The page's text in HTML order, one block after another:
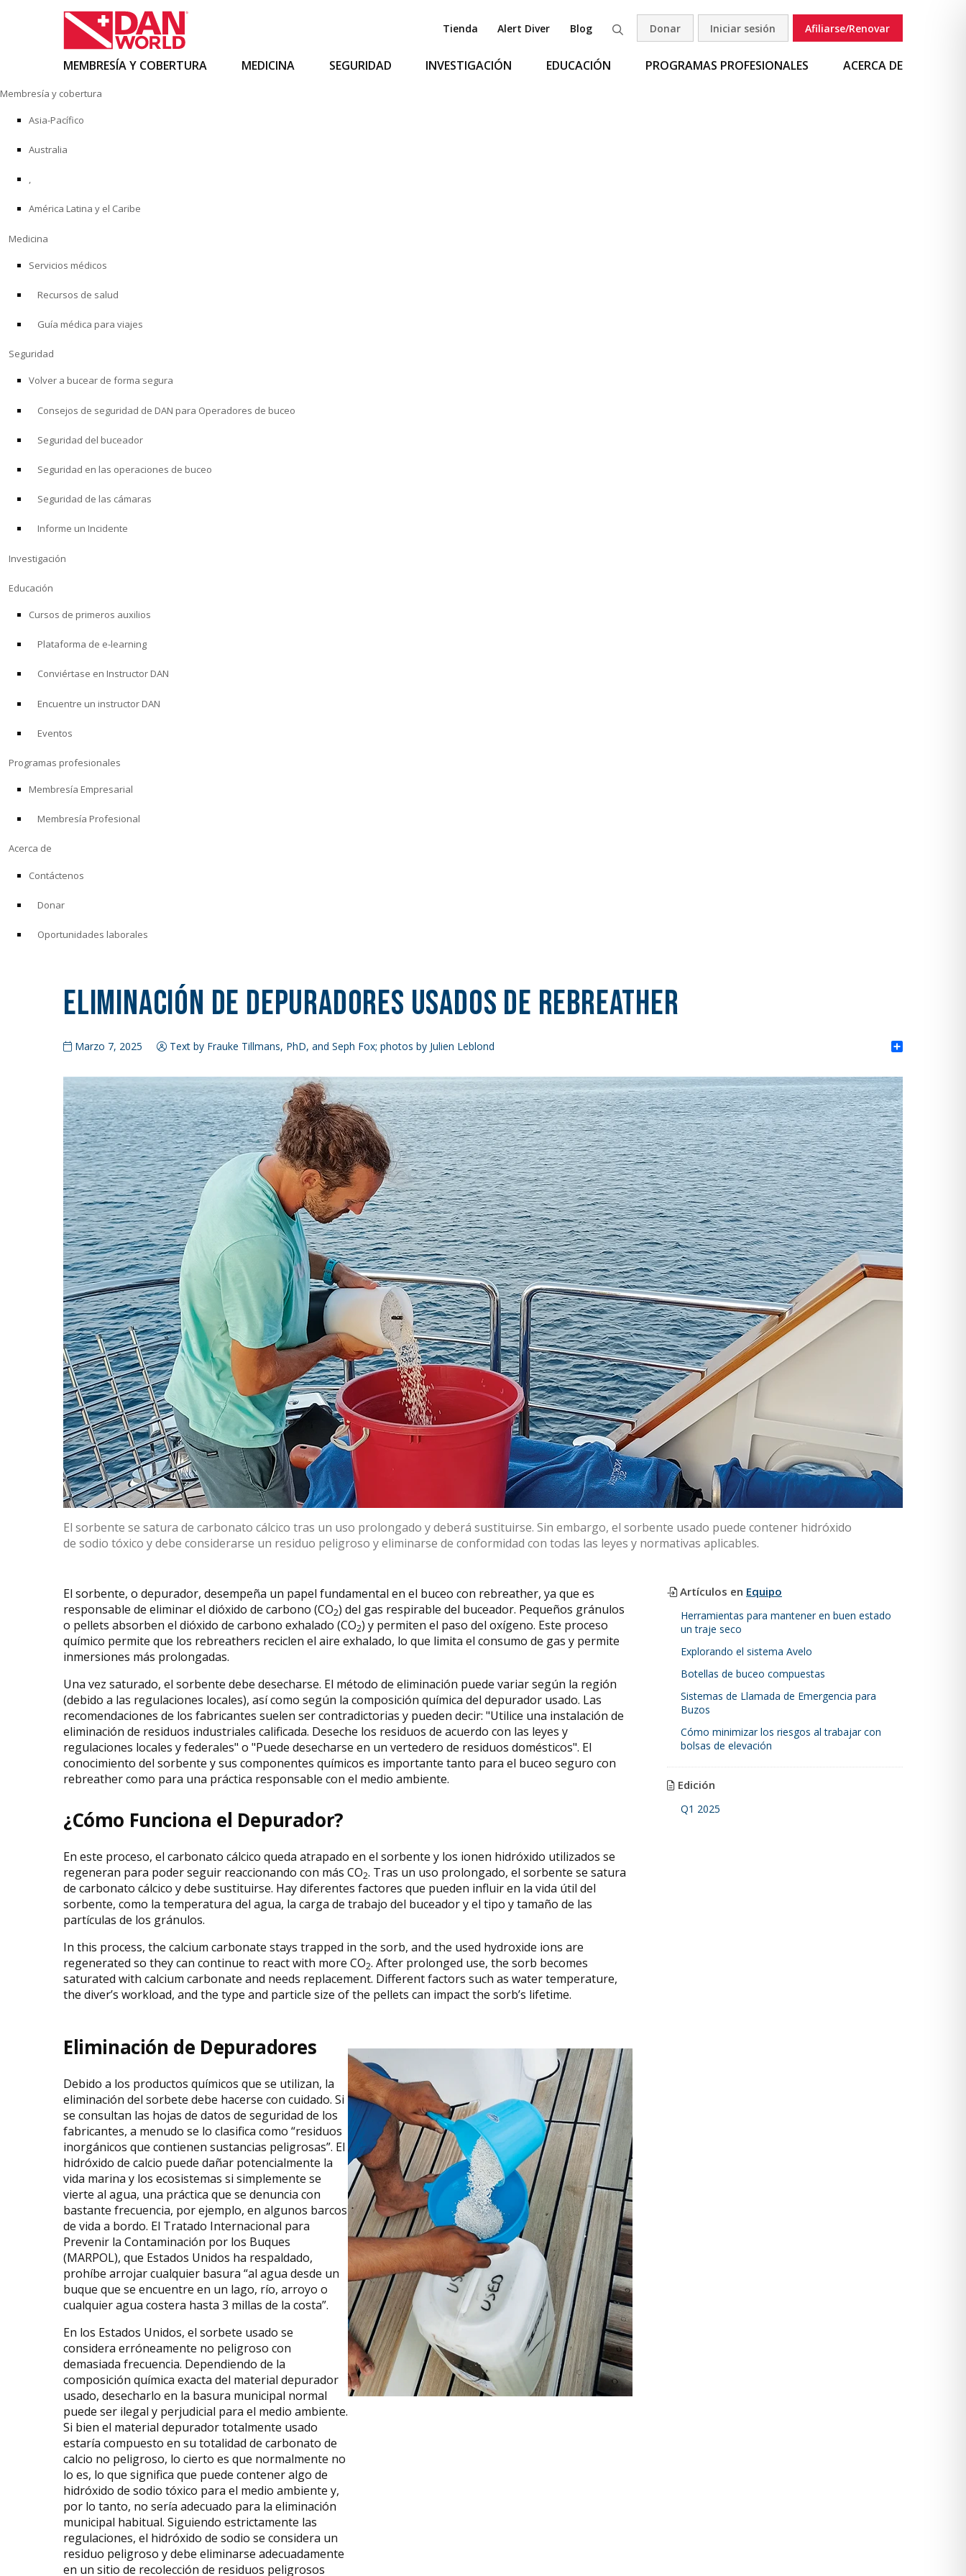
al
contenido
Tienda Alert Diver Blog Buscar
Donar Iniciar sesión Afiliarse/Renovar
MEMBRESÍA Y COBERTURA MEDICINA SEGURIDAD INVESTIGACIÓN EDUCACIÓN PROGRAMAS PROFESIONALES ACERCA DE
Membresía y cobertura
Asia-Pacífico
Australia
,
América Latina y el Caribe
Medicina
Servicios médicos
Recursos de salud
Guía médica para viajes
Seguridad
Volver a bucear de forma segura
Consejos de seguridad de DAN para Operadores de buceo
Seguridad del buceador
Seguridad en las operaciones de buceo
Seguridad de las cámaras
Informe un Incidente
Investigación
Educación
Cursos de primeros auxilios
Plataforma de e-learning
Conviértase en Instructor DAN
Encuentre un instructor DAN
Eventos
Programas profesionales
Membresía Empresarial
Membresía Profesional
Acerca de
Contáctenos
Donar
Oportunidades laborales
Eliminación de Depuradores Usados de Rebreather
Marzo 7, 2025 Text by Frauke Tillmans, PhD, and Seph Fox; photos by Julien Leblond Share
El sorbente se satura de carbonato cálcico tras un uso prolongado y deberá sustituirse. Sin embargo, el sorbente usado puede contener hidróxido
de sodio tóxico y debe considerarse un residuo peligroso y eliminarse de conformidad con todas las leyes y normativas aplicables.
El sorbente, o depurador, desempeña un papel fundamental en el buceo con rebreather, ya que es
responsable de eliminar el dióxido de carbono (CO2) del gas respirable del buceador. Pequeños gránulos
o pellets absorben el dióxido de carbono exhalado (CO2) y permiten el paso del oxígeno. Este proceso
químico permite que los rebreathers reciclen el aire exhalado, lo que limita el consumo de gas y permite
inmersiones más prolongadas.
Una vez saturado, el sorbente debe desecharse. El método de eliminación puede variar según la región
(debido a las regulaciones locales), así como según la composición química del depurador usado. Las
recomendaciones de los fabricantes suelen ser contradictorias y pueden decir: "Utilice una instalación de
eliminación de residuos industriales calificada. Deseche los residuos de acuerdo con las leyes y
regulaciones locales y federales" o "Puede desecharse en un vertedero de residuos domésticos". El
conocimiento del sorbente y sus componentes químicos es importante tanto para el buceo seguro con
rebreather como para una práctica responsable con el medio ambiente.
¿Cómo Funciona el Depurador?
En este proceso, el carbonato cálcico queda atrapado en el sorbente y los ionen hidróxido utilizados se
regeneran para poder seguir reaccionando con más CO2. Tras un uso prolongado, el sorbente se satura
de carbonato cálcico y debe sustituirse. Hay diferentes factores que pueden influir en la vida útil del
sorbente, como la temperatura del agua, la carga de trabajo del buceador y el tipo y tamaño de las
partículas de los gránulos.
In this process, the calcium carbonate stays trapped in the sorb, and the used hydroxide ions are
regenerated so they can continue to react with more CO2. After prolonged use, the sorb becomes
saturated with calcium carbonate and needs replacement. Different factors such as water temperature,
the diver’s workload, and the type and particle size of the pellets can impact the sorb’s lifetime.
Eliminación de Depuradores
Debido a los productos químicos que se utilizan, la
eliminación del sorbete debe hacerse con cuidado. Si
se consultan las hojas de datos de seguridad de los
fabricantes, a menudo se lo clasifica como “residuos
inorgánicos que contienen sustancias peligrosas”. El
hidróxido de calcio puede dañar potencialmente la
vida marina y los ecosistemas si simplemente se
vierte al agua, una práctica que se denuncia con
bastante frecuencia, por ejemplo, en algunos barcos
de vida a bordo. El Tratado Internacional para
Prevenir la Contaminación por los Buques
(MARPOL), que Estados Unidos ha respaldado,
prohíbe arrojar cualquier basura “al agua desde un
buque que se encuentre en un lago, río, arroyo o
cualquier agua costera hasta 3 millas de la costa”.
En los Estados Unidos, el sorbete usado se
considera erróneamente no peligroso con
demasiada frecuencia. Dependiendo de la
composición química exacta del material depurador
usado, desecharlo en la basura municipal normal
puede ser ilegal y perjudicial para el medio ambiente.
Si bien el material depurador totalmente usado
estaría compuesto en su totalidad de carbonato de
calcio no peligroso, lo cierto es que normalmente no
lo es, lo que significa que puede contener algo de
hidróxido de sodio tóxico para el medio ambiente y,
por lo tanto, no sería adecuado para la eliminación
municipal habitual. Siguiendo estrictamente las
regulaciones, el hidróxido de sodio se considera un
residuo peligroso y debe eliminarse adecuadamente
en un sitio de recolección de residuos peligrosos
Artículos en Equipo
Herramientas para mantener en buen estado
un traje seco
Explorando el sistema Avelo
Botellas de buceo compuestas
Sistemas de Llamada de Emergencia para
Buzos
Cómo minimizar los riesgos al trabajar con
bolsas de elevación
Edición
Q1 2025